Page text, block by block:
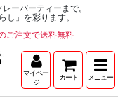
ーバーティーまで。
し」を彩ります。
ご注文で送料無料
マイペー
ジ
カート メニュー